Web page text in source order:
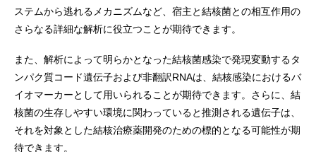
ステムから逃れるメカニズムなど、宿主と結核菌との相互作用の
さらなる詳細な解析に役立つことが期待できます。
また、解析によって明らかとなった結核菌感染で発現変動するタ
ンパク質コード遺伝子および非翻訳RNAは、結核感染におけるバ
イオマーカーとして用いられることが期待できます。さらに、結
核菌の生存しやすい環境に関わっていると推測される遺伝子は、
それを対象とした結核治療薬開発のための標的となる可能性が期
待できます。